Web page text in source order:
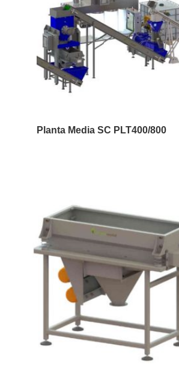
Planta Media SC PLT400/800